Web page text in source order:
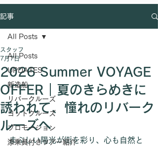
記事
All Posts
UPDATES
新造船
リバークルーズ
ヨットクルーズ
プロモーション
添乗員付きツアー紹介
All Posts
2026 Summer VOYAGE
OFFER｜夏のきらめきに
誘われて、憧れのリバーク
ルーズへ
スタッフ
7月7日
まぶしい陽光が街を彩り、心も自然と